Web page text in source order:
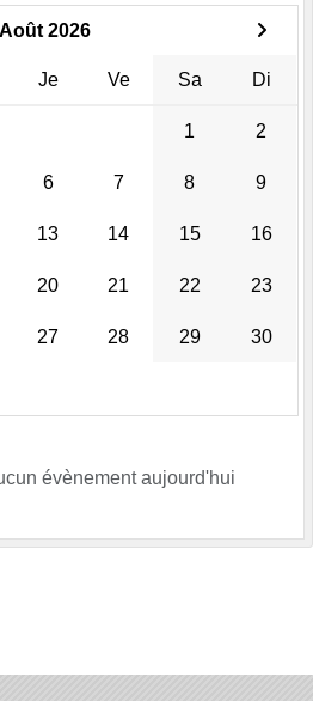
Août 2026
Je Ve Sa Di
1 2
6 7 8 9
13 14 15 16
20 21 22 23
27 28 29 30
évènement aujourd'hui